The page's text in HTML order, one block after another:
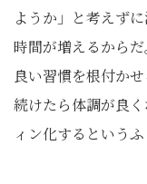
ようか」と考えず
時間が増えるから
良い習慣を根付か
続けたら体調が良
ィン化するというふ